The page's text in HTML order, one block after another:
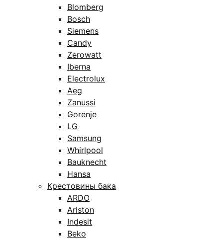
Blomberg
Bosch
Siemens
Candy
Zerowatt
Iberna
Electrolux
Aeg
Zanussi
Gorenje
LG
Samsung
Whirlpool
Bauknecht
Hansa
Крестовины бака
ARDO
Ariston
Indesit
Beko